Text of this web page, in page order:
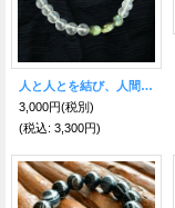
人と人とを結び、人間関係を円滑にするセラフィナイト＆水晶ブレス
3,000円(税別)
(税込: 3,300円)